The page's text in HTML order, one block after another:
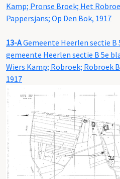
Kamp; Pronse Broek; Het
Pappersjans; Op Den Bok, 1917
13-AGemeente Heerlen sectie
gemeente Heerlen sectie B 5e
Wiers Kamp; Robroek; Robroek
1917